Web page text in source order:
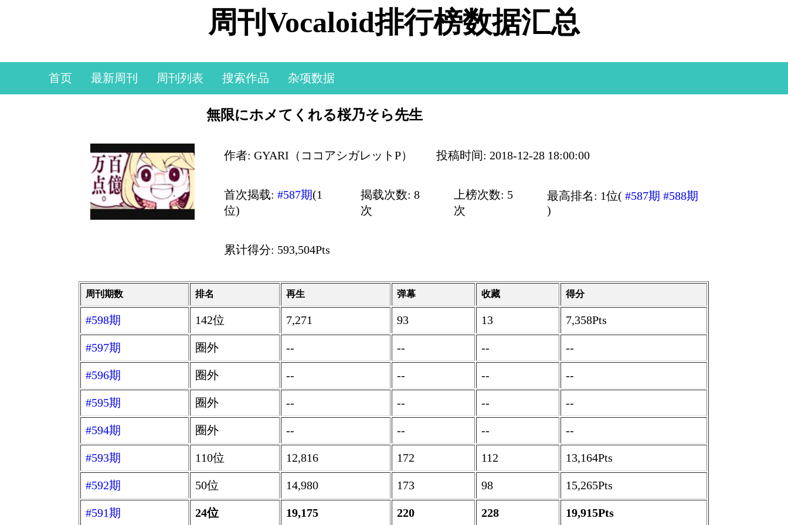
周刊Vocaloid排行榜数据汇总
首页 最新周刊 周刊列表 搜索作品 杂项数据
無限にホメてくれる桜乃そら先生
作者: GYARI（ココアシガレットP） 投稿时间: 2018-12-28 18:00:00
首次揭载:#587期(1
位)
揭载次数: 8
次
上榜次数: 5
次
最高排名: 1位(#587期 #588期
)
累计得分: 593,504Pts
周刊期数 排名 再生 弹幕 收藏 得分
#598期 142位 7,271 93 13 7,358Pts
#597期 圈外 -- -- -- --
#596期 圈外 -- -- -- --
#595期 圈外 -- -- -- --
#594期 圈外 -- -- -- --
#593期 110位 12,816 172 112 13,164Pts
#592期 50位 14,980 173 98 15,265Pts
#591期 24位 19,175 220 228 19,915Pts